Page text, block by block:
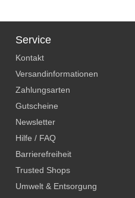
Service
Kontakt
Versandinformationen
Zahlungsarten
Gutscheine
Newsletter
Hilfe / FAQ
Barrierefreiheit
Trusted Shops
Umwelt & Entsorgung